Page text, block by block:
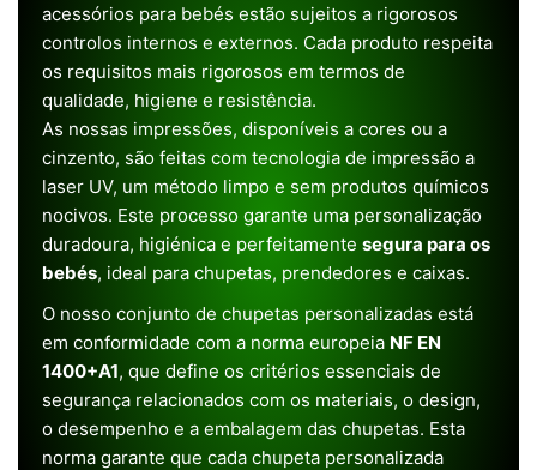
acessórios para bebés estão sujeitos a rigorosos
controlos internos e externos. Cada produto respeita
os requisitos mais rigorosos em termos de
qualidade, higiene e resistência.
As nossas impressões, disponíveis a cores ou a
cinzento, são feitas com tecnologia de impressão a
laser UV, um método limpo e sem produtos químicos
nocivos. Este processo garante uma personalização
duradoura, higiénica e perfeitamente segura para os
bebés, ideal para chupetas, prendedores e caixas.
O nosso conjunto de chupetas personalizadas está
em conformidade com a norma europeia NF EN
1400+A1, que define os critérios essenciais de
segurança relacionados com os materiais, o design,
o desempenho e a embalagem das chupetas. Esta
norma garante que cada chupeta personalizada